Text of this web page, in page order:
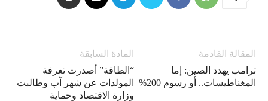
المادة السابقة
“الطاقة” أصدرت تعرفة
المولدات عن شهر آب وطالبت
وزارة الاقتصاد وحماية
المقالة القادمة
ترامب يهدد الصين: إما
المغناطيسات.. أو رسوم 200%